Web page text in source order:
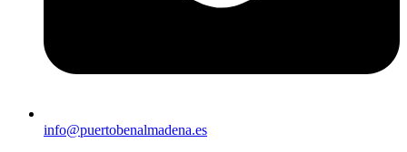
info@puertobenalmadena.es